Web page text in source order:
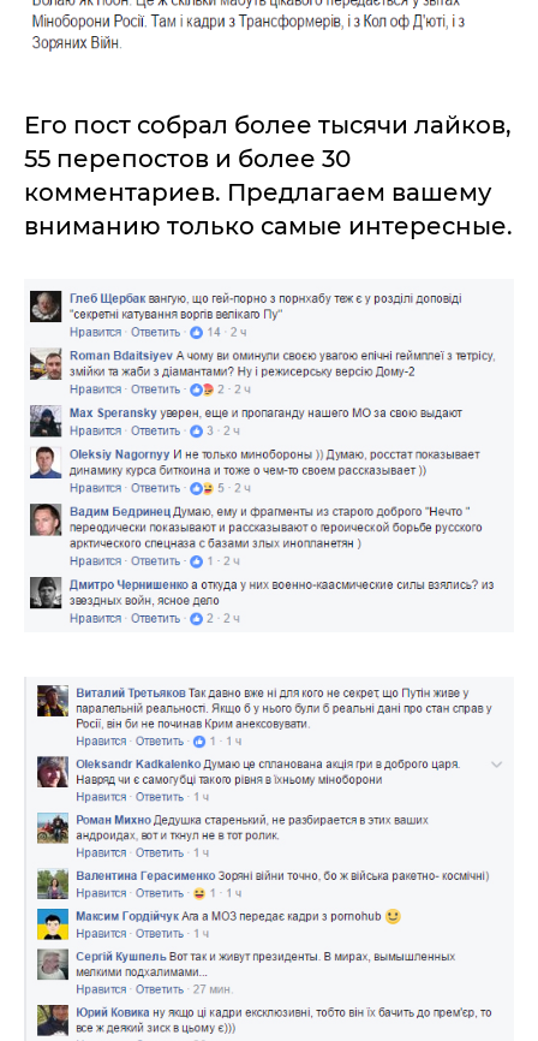
Его пост собрал более тысячи лайков,
55 перепостов и более 30
комментариев. Предлагаем вашему
вниманию только самые интересные.